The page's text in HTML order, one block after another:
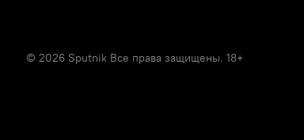
© 2026 Sputnik Все права защищены. 18+